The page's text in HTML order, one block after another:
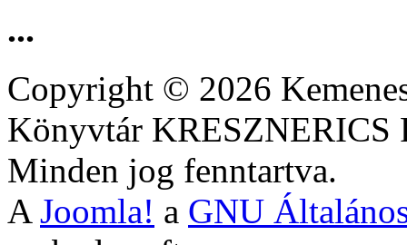
...
Copyright © 2026
Könyvtár
Minden jog fenntartva.
A Joomla! a GNU